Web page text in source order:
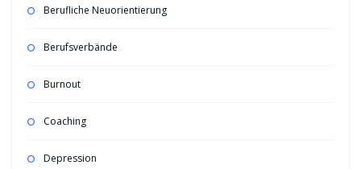
Berufliche Neuorientierung
Berufsverbände
Burnout
Coaching
Depression